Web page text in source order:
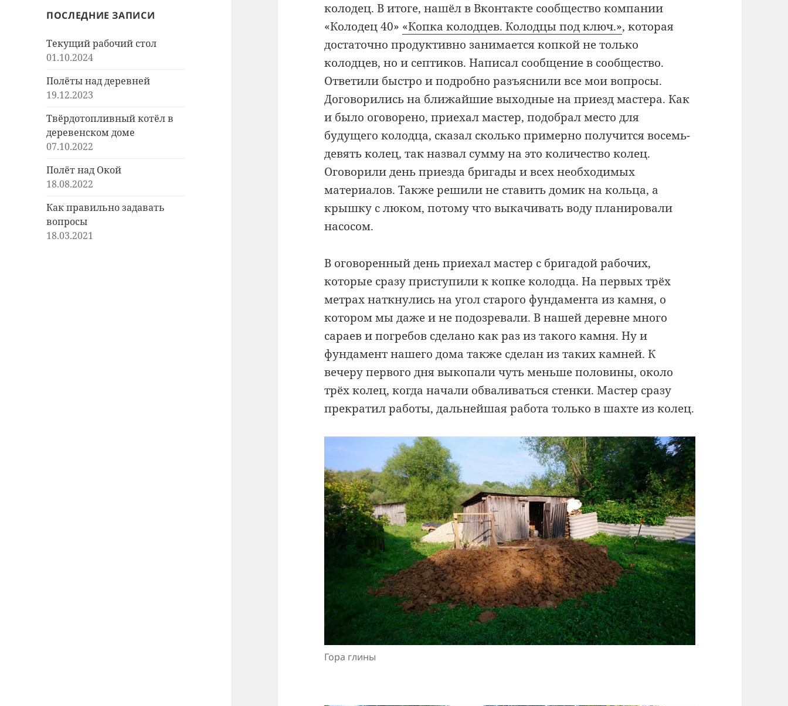
ПОСЛЕДНИЕ ЗАПИСИ
Текущий рабочий стол
01.10.2024
Полёты над деревней
19.12.2023
Твёрдотопливный котёл в
деревенском доме
07.10.2022
Полёт над Окой
18.08.2022
Как правильно задавать
вопросы
18.03.2021
колодец. В итоге, нашёл в Вконтакте сообщество компании
«Колодец 40» «Копка колодцев. Колодцы под ключ.», которая
достаточно продуктивно занимается копкой не только
колодцев, но и септиков. Написал сообщение в сообщество.
Ответили быстро и подробно разъяснили все мои вопросы.
Договорились на ближайшие выходные на приезд мастера. Как
и было оговорено, приехал мастер, подобрал место для
будущего колодца, сказал сколько примерно получится восемь-
девять колец, так назвал сумму на это количество колец.
Оговорили день приезда бригады и всех необходимых
материалов. Также решили не ставить домик на кольца, а
крышку с люком, потому что выкачивать воду планировали
насосом.
В оговоренный день приехал мастер с бригадой рабочих,
которые сразу приступили к копке колодца. На первых трёх
метрах наткнулись на угол старого фундамента из камня, о
котором мы даже и не подозревали. В нашей деревне много
сараев и погребов сделано как раз из такого камня. Ну и
фундамент нашего дома также сделан из таких камней. К
вечеру первого дня выкопали чуть меньше половины, около
трёх колец, когда начали обваливаться стенки. Мастер сразу
прекратил работы, дальнейшая работа только в шахте из колец.
Гора глины